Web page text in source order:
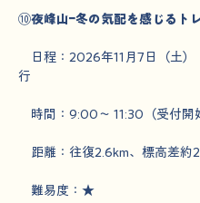
⑩夜峰山ｰ冬の気配を感じるト
日程：2026年11月7日（土
行
時間：9:00～ 11:30（受付開
距離：往復2.6km、標高差約
難易度：★